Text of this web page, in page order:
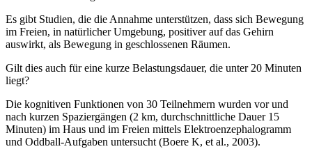
Es gibt Studien, die die Annahme unterstützen, dass sich Bewegung
im Freien, in natürlicher Umgebung, positiver auf das Gehirn
auswirkt, als Bewegung in geschlossenen Räumen.
Gilt dies auch für eine kurze Belastungsdauer, die unter 20 Minuten
liegt?
Die kognitiven Funktionen von 30 Teilnehmern wurden vor und
nach kurzen Spaziergängen (2 km, durchschnittliche Dauer 15
Minuten) im Haus und im Freien mittels Elektroenzephalogramm
und Oddball-Aufgaben untersucht (Boere K, et al., 2003).